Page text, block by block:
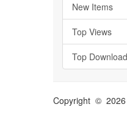
New Items
Top Views
Top
Copyright © 2026